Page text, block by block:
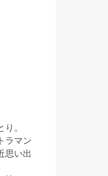
。
ラマン
思い出